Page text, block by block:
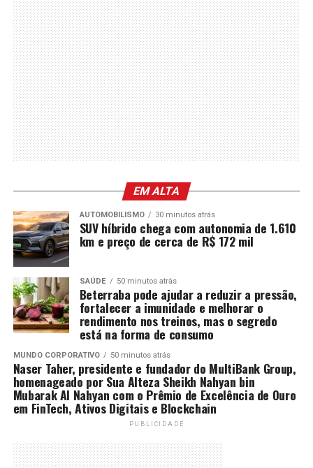
EM ALTA
AUTOMOBILISMO 30 minutos atrás
SUV híbrido chega com autonomia de 1.610
km e preço de cerca de R$ 172 mil
SAÚDE 50 minutos atrás
Beterraba pode ajudar a reduzir a pressão,
fortalecer a imunidade e melhorar o
rendimento nos treinos, mas o segredo
está na forma de consumo
MUNDO CORPORATIVO 50 minutos atrás
Naser Taher, presidente e fundador do MultiBank Group,
homenageado por Sua Alteza Sheikh Nahyan bin
Mubarak Al Nahyan com o Prêmio de Excelência de Ouro
em FinTech, Ativos Digitais e Blockchain
PUBLICIDADE